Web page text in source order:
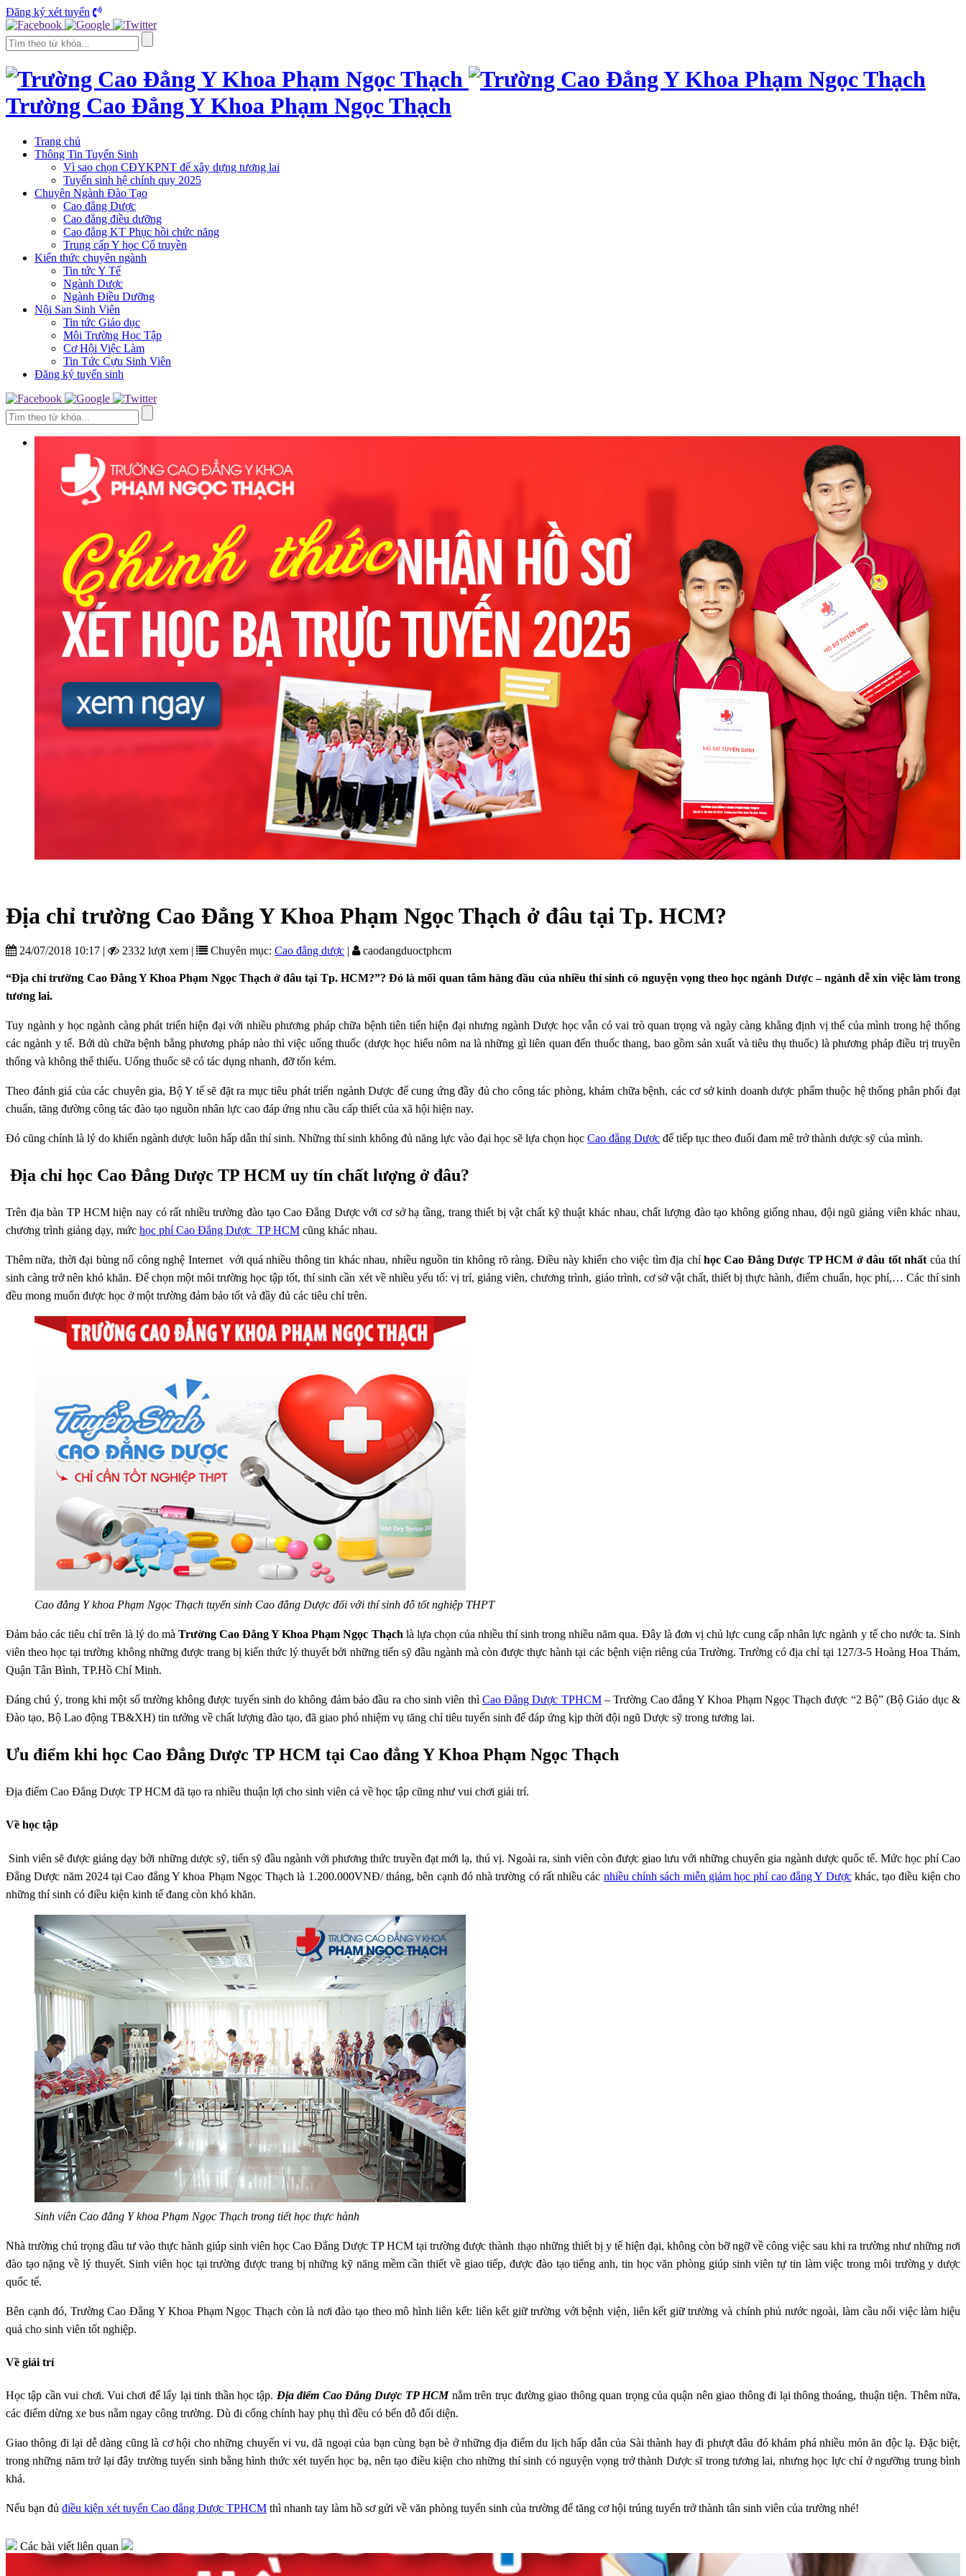
Đăng ký xét tuyển
Trường Cao Đẳng Y Khoa Phạm Ngọc Thạch
Trang chủ
Thông Tin Tuyển Sinh
Vì sao chọn CĐYKPNT để xây dựng tương lai
Tuyển sinh hệ chính quy 2025
Chuyên Ngành Đào Tạo
Cao đẳng Dược
Cao đẳng điều dưỡng
Cao đẳng KT Phục hồi chức năng
Trung cấp Y học Cổ truyền
Kiến thức chuyên ngành
Tin tức Y Tế
Ngành Dược
Ngành Điều Dưỡng
Nội San Sinh Viên
Tin tức Giáo dục
Môi Trường Học Tập
Cơ Hội Việc Làm
Tin Tức Cựu Sinh Viên
Đăng ký tuyển sinh
Địa chỉ trường Cao Đẳng Y Khoa Phạm Ngọc Thạch ở đâu tại Tp. HCM?
24/07/2018 10:17 | 2332 lượt xem | Chuyên mục: Cao đẳng dược | caodangduoctphcm
“Địa chỉ trường Cao Đẳng Y Khoa Phạm Ngọc Thạch ở đâu tại Tp. HCM?”? Đó là mối quan tâm hàng đầu của nhiều thí sinh có nguyện vọng theo học ngành Dược – ngành dễ xin việc làm trong
tương lai.
Tuy ngành y học ngành càng phát triển hiện đại với nhiều phương pháp chữa bệnh tiên tiến hiện đại nhưng ngành Dược học vẫn có vai trò quan trọng và ngày càng khẳng định vị thế của mình trong hệ thống
các ngành y tế. Bởi dù chữa bệnh bằng phương pháp nào thì việc uống thuốc (dược học hiểu nôm na là những gì liên quan đến thuốc thang, bao gồm sản xuất và tiêu thụ thuốc) là phương pháp điều trị truyền
thống và không thể thiếu. Uống thuốc sẽ có tác dụng nhanh, đỡ tốn kém.
Theo đánh giá của các chuyên gia, Bộ Y tế sẽ đặt ra mục tiêu phát triển ngành Dược để cung ứng đầy đủ cho công tác phòng, khám chữa bệnh, các cơ sở kinh doanh dược phẩm thuộc hệ thống phân phối đạt
chuẩn, tăng đường công tác đào tạo nguồn nhân lực cao đáp ứng nhu cầu cấp thiết của xã hội hiện nay.
Đó cũng chính là lý do khiến ngành dược luôn hấp dẫn thí sinh. Những thí sinh không đủ năng lực vào đại học sẽ lựa chọn học Cao đẳng Dược để tiếp tục theo đuổi đam mê trở thành dược sỹ của mình.
Địa chỉ học Cao Đẳng Dược TP HCM uy tín chất lượng ở đâu?
Trên địa bàn TP HCM hiện nay có rất nhiều trường đào tạo Cao Đẳng Dược với cơ sở hạ tầng, trang thiết bị vật chất kỹ thuật khác nhau, chất lượng đào tạo không giống nhau, đội ngũ giảng viên khác nhau,
chương trình giảng dạy, mức học phí Cao Đẳng Dược TP HCM cũng khác nhau.
Thêm nữa, thời đại bùng nổ công nghệ Internet với quá nhiều thông tin khác nhau, nhiều nguồn tin không rõ ràng. Điều này khiến cho việc tìm địa chỉhọc Cao Đẳng Dược TP HCM ở đâu tốt nhất của thí
sinh càng trở nên khó khăn. Để chọn một môi trường học tập tốt, thí sinh cần xét về nhiều yếu tố: vị trí, giảng viên, chương trình, giáo trình, cơ sở vật chất, thiết bị thực hành, điểm chuẩn, học phí,… Các thí sinh
đều mong muốn được học ở một trường đảm bảo tốt và đầy đủ các tiêu chí trên.
Cao đẳng Y khoa Phạm Ngọc Thạch tuyển sinh Cao đẳng Dược đối với thí sinh đỗ tốt nghiệp THPT
Đảm bảo các tiêu chí trên là lý do mà Trường Cao Đẳng Y Khoa Phạm Ngọc Thạch là lựa chọn của nhiều thí sinh trong nhiều năm qua. Đây là đơn vị chủ lực cung cấp nhân lực ngành y tế cho nước ta. Sinh
viên theo học tại trường không những được trang bị kiến thức lý thuyết bởi những tiến sỹ đầu ngành mà còn được thực hành tại các bệnh viện riêng của Trường. Trường có địa chỉ tại 127/3-5 Hoàng Hoa Thám,
Quận Tân Bình, TP.Hồ Chí Minh.
Đáng chú ý, trong khi một số trường không được tuyển sinh do không đảm bảo đầu ra cho sinh viên thì Cao Đẳng Dược TPHCM– Trường Cao đẳng Y Khoa Phạm Ngọc Thạch được “2 Bộ” (Bộ Giáo dục &
Đào tạo, Bộ Lao động TB&XH) tin tưởng về chất lượng đào tạo, đã giao phó nhiệm vụ tăng chỉ tiêu tuyển sinh để đáp ứng kịp thời đội ngũ Dược sỹ trong tương lai.
Ưu điểm khi học Cao Đẳng Dược TP HCM tại Cao đẳng Y Khoa Phạm Ngọc Thạch
Địa điểm Cao Đẳng Dược TP HCM đã tạo ra nhiều thuận lợi cho sinh viên cả về học tập cũng như vui chơi giải trí.
Về học tập
Sinh viên sẽ được giảng dạy bởi những dược sỹ, tiến sỹ đầu ngành với phương thức truyền đạt mới lạ, thú vị. Ngoài ra, sinh viên còn được giao lưu với những chuyên gia ngành dược quốc tế. Mức học phí Cao
Đẳng Dược năm 2024 tại Cao đẳng Y khoa Phạm Ngọc Thạch là 1.200.000VNĐ/ tháng, bên cạnh đó nhà trường có rất nhiều các nhiều chính sách miễn giảm học phí cao đẳng Y Dượckhác, tạo điều kiện cho
những thí sinh có điều kiện kinh tế đang còn khó khăn.
Sinh viên Cao đẳng Y khoa Phạm Ngọc Thạch trong tiết học thực hành
Nhà trường chú trọng đầu tư vào thực hành giúp sinh viên học Cao Đẳng Dược TP HCM tại trường được thành thạo những thiết bị y tế hiện đại, không còn bỡ ngỡ về công việc sau khi ra trường như những nơi
đào tạo nặng về lý thuyết. Sinh viên học tại trường được trang bị những kỹ năng mềm cần thiết về giao tiếp, được đào tạo tiếng anh, tin học văn phòng giúp sinh viên tự tin làm việc trong môi trường y dược
quốc tế.
Bên cạnh đó, Trường Cao Đẳng Y Khoa Phạm Ngọc Thạch còn là nơi đào tạo theo mô hình liên kết: liên kết giữ trường với bệnh viện, liên kết giữ trường và chính phủ nước ngoài, làm cầu nối việc làm hiệu
quả cho sinh viên tốt nghiệp.
Về giải trí
Học tập cần vui chơi. Vui chơi để lấy lại tinh thần học tập. Địa điểm Cao Đẳng Dược TP HCMnằm trên trục đường giao thông quan trọng của quận nên giao thông đi lại thông thoáng, thuận tiện. Thêm nữa,
các điểm dừng xe bus nằm ngay công trường. Dù đi cổng chính hay phụ thì đều có bến đỗ đối diện.
Giao thông đi lại dễ dàng cũng là cơ hội cho những chuyến vi vu, dã ngoại của bạn cùng bạn bè ở những địa điểm du lịch hấp dẫn của Sài thành hay đi phượt đâu đó khám phá nhiều món ăn độc lạ. Đặc biệt,
trong những năm trở lại đây trường tuyển sinh bằng hình thức xét tuyển học bạ, nên tạo điều kiện cho những thí sinh có nguyện vọng trở thành Dược sĩ trong tương lai, nhưng học lực chỉ ở ngưỡng trung bình
khá.
Nếu bạn đủ điều kiện xét tuyển Cao đẳng Dược TPHCM thì nhanh tay làm hồ sơ gửi về văn phòng tuyển sinh của trường để tăng cơ hội trúng tuyển trở thành tân sinh viên của trường nhé!
Các bài viết liên quan